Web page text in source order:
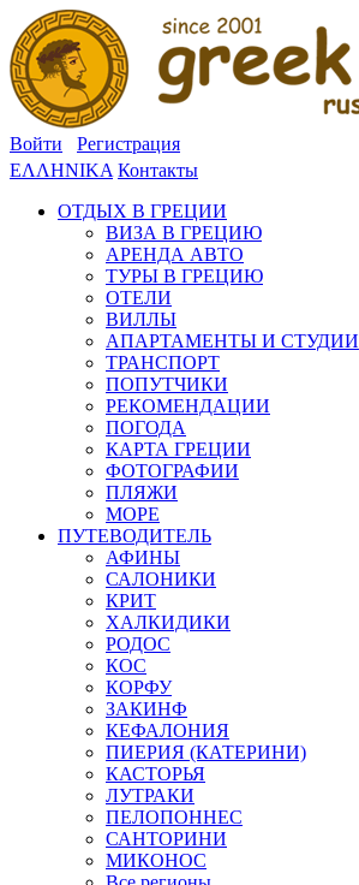
Войти
Регистрация
ΕΛΛΗΝΙΚΑ Контакты
ОТДЫХ В ГРЕЦИИ
ВИЗА В ГРЕЦИЮ
АРЕНДА АВТО
ТУРЫ В ГРЕЦИЮ
ОТЕЛИ
ВИЛЛЫ
АПАРТАМЕНТЫ И СТУДИИ
ТРАНСПОРТ
ПОПУТЧИКИ
РЕКОМЕНДАЦИИ
ПОГОДА
КАРТА ГРЕЦИИ
ФОТОГРАФИИ
ПЛЯЖИ
МОРЕ
ПУТЕВОДИТЕЛЬ
АФИНЫ
САЛОНИКИ
КРИТ
ХАЛКИДИКИ
РОДОС
КОС
КОРФУ
ЗАКИНФ
КЕФАЛОНИЯ
ПИЕРИЯ (КАТЕРИНИ)
КАСТОРЬЯ
ЛУТРАКИ
ПЕЛОПОННЕС
САНТОРИНИ
МИКОНОС